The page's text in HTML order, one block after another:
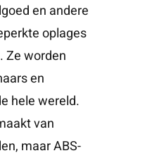
en andere
oplages
Ze worden
en
hele wereld.
van
maar ABS-